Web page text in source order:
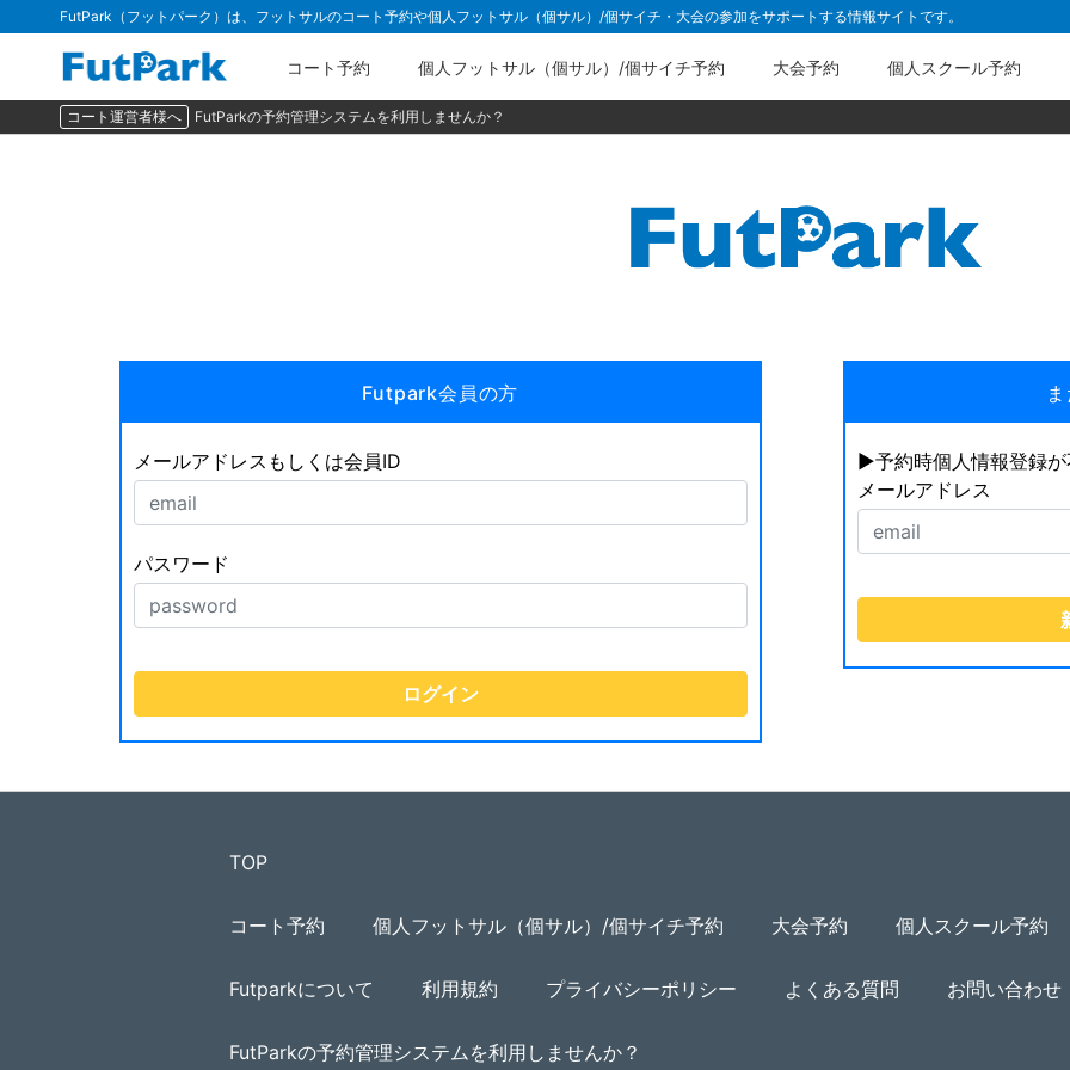
FutPark（フットパーク）は、フットサルのコート予約や個人フットサル（個サル）/個サイチ・大会の参加をサポートする情報サイトです。
コート予約 個人フットサル（個サル）/個サイチ予約 大会予約 個人スクール予約
コート運営者様へ FutParkの予約管理システムを利用しませんか？
Futpark会員の方
メールアドレスもしくは会員ID
パスワード
▶︎予約時個人情報登録
メールアドレス
TOP
コート予約 個人フットサル（個サル）/個サイチ予約 大会予約 個人スクール予約
Futparkについて 利用規約 プライバシーポリシー よくある質問 お問い合わせ
FutParkの予約管理システムを利用しませんか？